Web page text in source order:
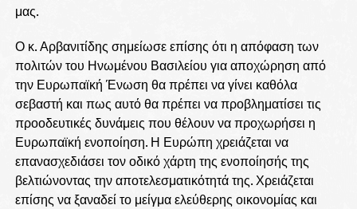
μας.
Ο κ. Αρβανιτίδης σημείωσε επίσης ότι η απόφαση των
πολιτών του Ηνωμένου Βασιλείου για αποχώρηση από
την Ευρωπαϊκή Ένωση θα πρέπει να γίνει καθόλα
σεβαστή και πως αυτό θα πρέπει να προβληματίσει τις
προοδευτικές δυνάμεις που θέλουν να προχωρήσει η
Ευρωπαϊκή ενοποίηση. Η Ευρώπη χρειάζεται να
επανασχεδιάσει τον οδικό χάρτη της ενοποίησής της
βελτιώνοντας την αποτελεσματικότητά της. Χρειάζεται
επίσης να ξαναδεί το μείγμα ελεύθερης οικονομίας και